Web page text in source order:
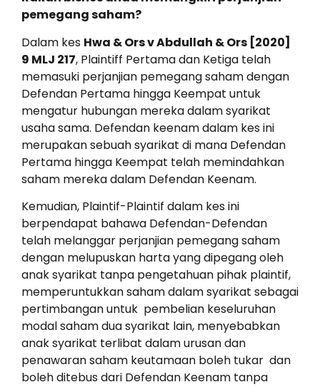
pemegang saham?
Dalam kes Hwa & Ors v Abdullah & Ors [2020]
9 MLJ 217, Plaintiff Pertama dan Ketiga telah
memasuki perjanjian pemegang saham dengan
Defendan Pertama hingga Keempat untuk
mengatur hubungan mereka dalam syarikat
usaha sama. Defendan keenam dalam kes ini
merupakan sebuah syarikat di mana Defendan
Pertama hingga Keempat telah memindahkan
saham mereka dalam Defendan Keenam.
Kemudian, Plaintif-Plaintif dalam kes ini
berpendapat bahawa Defendan-Defendan
telah melanggar perjanjian pemegang saham
dengan melupuskan harta yang dipegang oleh
anak syarikat tanpa pengetahuan pihak plaintif,
memperuntukkan saham dalam syarikat sebagai
pertimbangan untuk pembelian keseluruhan
modal saham dua syarikat lain, menyebabkan
anak syarikat terlibat dalam urusan dan
penawaran saham keutamaan boleh tukar dan
boleh ditebus dari Defendan Keenam tanpa